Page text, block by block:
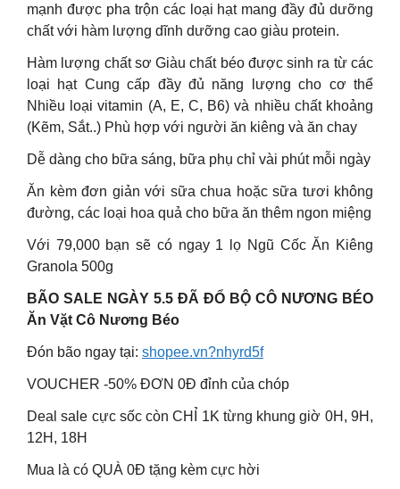
mạnh được pha trộn các loại hạt mang đầy đủ dưỡng
chất với hàm lượng dĩnh dưỡng cao giàu protein.
Hàm lượng chất sơ Giàu chất béo được sinh ra từ các
loại hạt Cung cấp đầy đủ năng lượng cho cơ thể
Nhiều loại vitamin (A, E, C, B6) và nhiều chất khoảng
(Kẽm, Sắt..) Phù hợp với người ăn kiêng và ăn chay
Dễ dàng cho bữa sáng, bữa phụ chỉ vài phút mỗi ngày
Ăn kèm đơn giản với sữa chua hoặc sữa tươi không
đường, các loại hoa quả cho bữa ăn thêm ngon miệng
Với 79,000 bạn sẽ có ngay 1 lọ Ngũ Cốc Ăn Kiêng
Granola 500g
BÃO SALE NGÀY 5.5 ĐÃ ĐỔ BỘ CÔ NƯƠNG BÉO
Ăn Vặt Cô Nương Béo
Đón bão ngay tại: shopee.vn?nhyrd5f
VOUCHER -50% ĐƠN 0Đ đỉnh của chóp
Deal sale cực sốc còn CHỈ 1K từng khung giờ 0H, 9H,
12H, 18H
Mua là có QUÀ 0Đ tặng kèm cực hời